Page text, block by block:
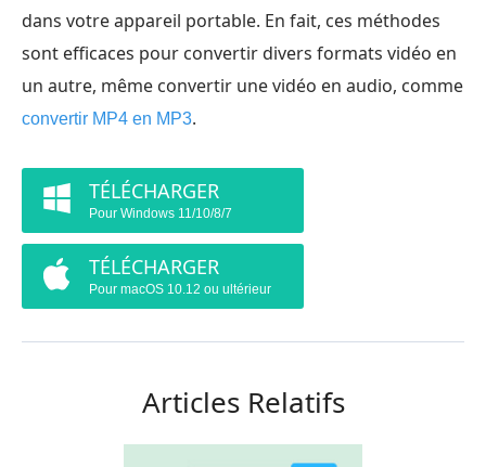
dans votre appareil portable. En fait, ces méthodes
sont efficaces pour convertir divers formats vidéo en
un autre, même convertir une vidéo en audio, comme
convertir MP4 en MP3.
TÉLÉCHARGER
Pour Windows 11/10/8/7
TÉLÉCHARGER
Pour macOS 10.12 ou ultérieur
Articles Relatifs